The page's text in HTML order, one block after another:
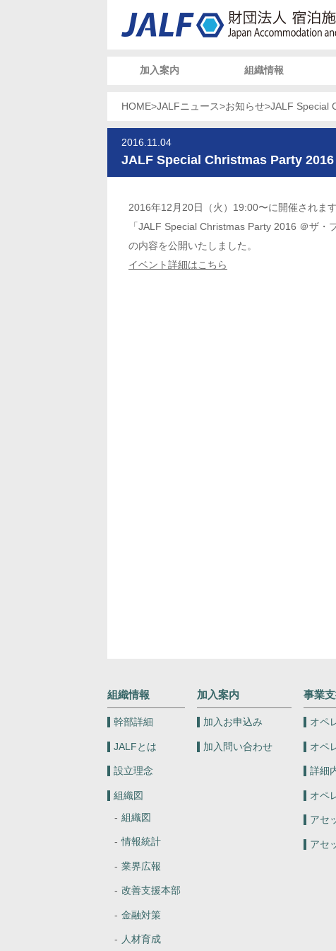
加入案内 組織情報
HOME>JALFニュース>お知らせ>JALF Special
2016.11.04
JALF Special Christmas Party 2016
2016年12月20日（火）19:00〜に開催されます
「JALF Special Christmas Party 2016 ＠ザ・
の内容を公開いたしました。
イベント詳細はこちら
組織情報
幹部詳細
JALFとは
設立理念
組織図
組織図
情報統計
業界広報
改善支援本部
金融対策
人材育成
加入案内
加入お申込み
加入問い合わせ
事業
オペ
オペ
詳細
オペ
アセ
アセ